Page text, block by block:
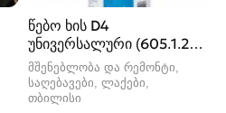
წებო ხის D4
უნივერსალური (605.1.20)
– 750გრ KLEIBE
მშენებლობა და რემონტი,
საღებავები, ლაქები
თბილისი